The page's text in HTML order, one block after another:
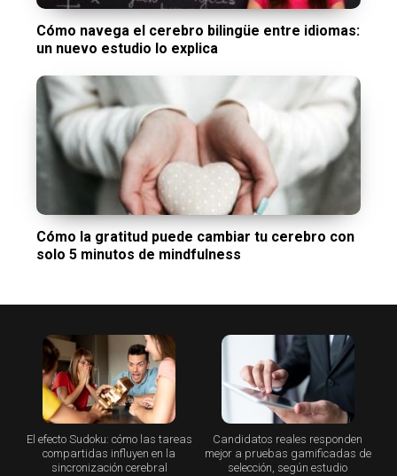
Cómo navega el cerebro bilingüe entre idiomas:
un nuevo estudio lo explica
Cómo la gratitud puede cambiar tu cerebro con
solo 5 minutos de mindfulness
El efecto Sudoku: cómo las tareas
compartidas influyen en la
sincronización cerebral
Candidatos reales responden
mejor a pruebas gamificadas de
selección, según estudio